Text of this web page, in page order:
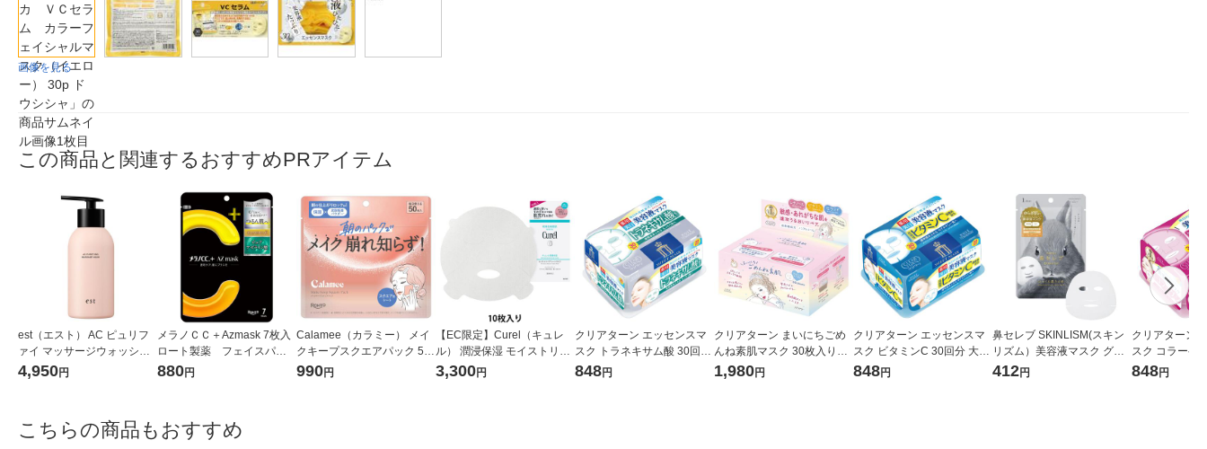
画像を見る
この商品と関連するおすすめPRアイテム
est（エスト） AC ピュリフ
ァイ マッサージウォッシュ
170g 花王
4,950円
メラノＣＣ＋Azmask 7枚入
ロート製薬 フェイスパッ
ク 美白 ピュアビタミンC
880円
Calamee（カラミー） メイ
クキープスクエアパック 50
枚入 1個 ロート製薬 部分
990円
【EC限定】Curel（キュレ
ル） 潤浸保湿 モイストリペ
アシートマスク 10枚 花王
3,300円
クリアターン エッセンスマ
スク トラネキサム酸 30回分
大容量 フェイス コーセーコ
848円
クリアターン まいにちごめ
んね素肌マスク 30枚入り
コーセーコスメポート
1,980円
クリアターン エッセンスマ
スク ビタミンC 30回分 大容
量 しみ そばかす 美白
848円
鼻セレブ SKINLISM(スキン
リズム）美容液マスク グレ
ー 高保湿 ハリ 敏感肌用 保
412円
クリアターン
スク コラーゲ
容量 ハリ 美
848円
こちらの商品もおすすめ